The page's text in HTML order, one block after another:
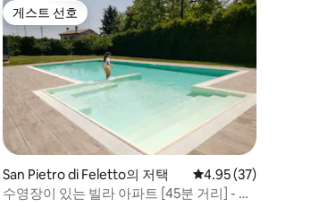
만점), 후기 77개
게스트 선호
게스트 선호
San Pietro di Feletto의 저택 평점 4.95점(5점 만점
4.95 (37)
수영장이 있는 빌라 아파트 [45분 거리] - 유